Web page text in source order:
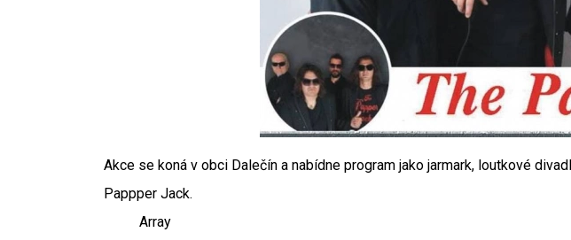
Akce se koná v obci Dalečín a nabídne program jako jarmark, loutkové
Pappper Jack.
Array